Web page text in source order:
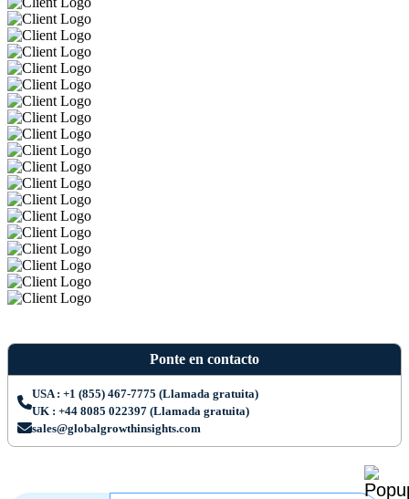
Ponte en contacto
USA : +1 (855) 467-7775 (Llamada gratuita)
UK : +44 8085 022397 (Llamada gratuita)
sales@globalgrowthinsights.com